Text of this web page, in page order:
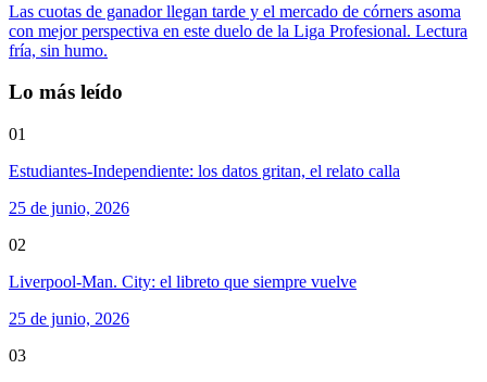
Las cuotas de ganador llegan tarde y el mercado de córners asoma
con mejor perspectiva en este duelo de la Liga Profesional. Lectura
fría, sin humo.
Lo más leído
01
Estudiantes-Independiente: los datos gritan, el relato calla
25 de junio, 2026
02
Liverpool-Man. City: el libreto que siempre vuelve
25 de junio, 2026
03